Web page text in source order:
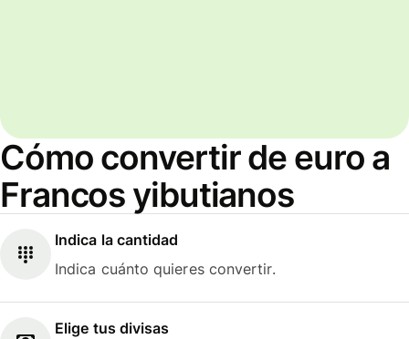
Cómo convertir de euro a
Francos yibutianos
Indica la cantidad
Indica cuánto quieres convertir.
Elige tus divisas